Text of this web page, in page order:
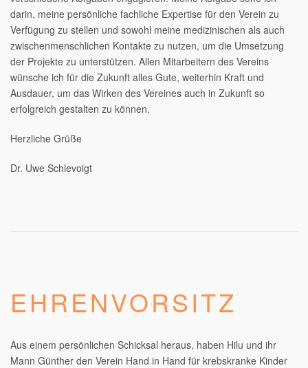
darin, meine persönliche fachliche Expertise für den Verein zu
Verfügung zu stellen und sowohl meine medizinischen als auch
zwischenmenschlichen Kontakte zu nutzen, um die Umsetzung
der Projekte zu unterstützen. Allen Mitarbeitern des Vereins
wünsche ich für die Zukunft alles Gute, weiterhin Kraft und
Ausdauer, um das Wirken des Vereines auch in Zukunft so
erfolgreich gestalten zu können.
Herzliche Grüße
Dr. Uwe Schlevoigt
EHRENVORSITZ
Aus einem persönlichen Schicksal heraus, haben Hilu und ihr
Mann Günther den Verein Hand in Hand für krebskranke Kinder